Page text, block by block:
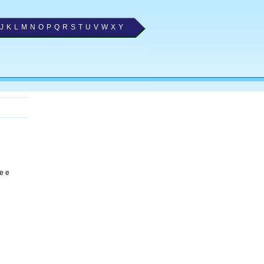
J K L M N O P Q R S T U V W X Y
e